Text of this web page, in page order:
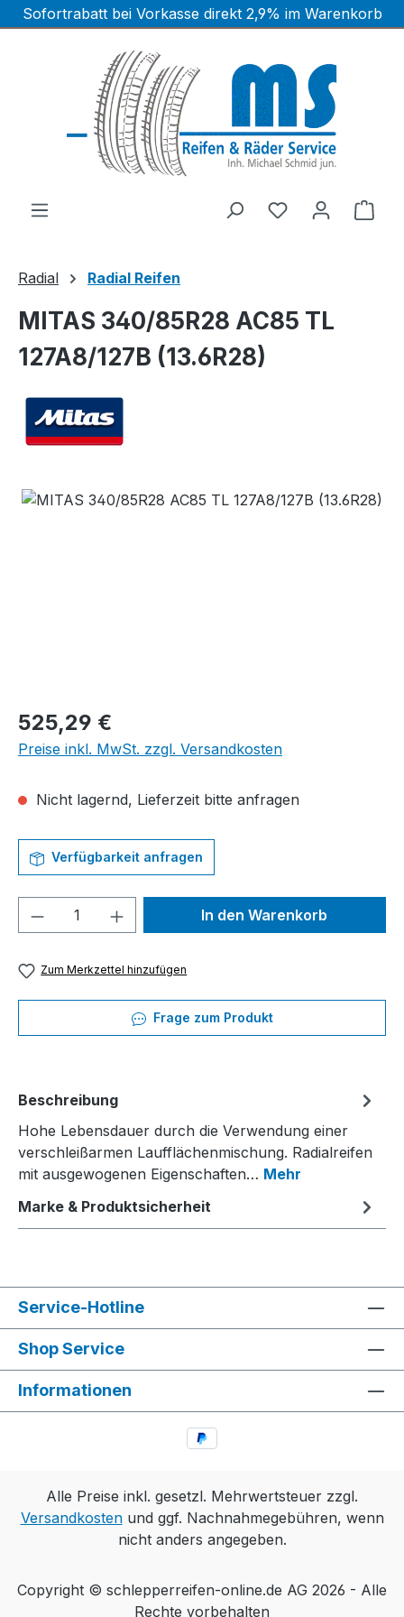
Zum Hauptinhalt springen
Sofortrabatt bei Vorkasse direkt 2,9% im Warenkorb
Radial Radial Reifen
MITAS 340/85R28 AC85 TL
127A8/127B (13.6R28)
Bildergalerie überspringen
Regulärer Preis:
525,29 €
Preise inkl. MwSt. zzgl. Versandkosten
Nicht lagernd, Lieferzeit bitte anfragen
Verfügbarkeit anfragen
Produkt Anzahl: Gib denIn den Warenkorb
Zum Merkzettel hinzufügen
Frage zum Produkt
Beschreibung
Hohe Lebensdauer durch die Verwendung einer
verschleißarmen Laufflächenmischung. Radialreifen
mit ausgewogenen Eigenschaften… Mehr
Marke & Produktsicherheit
Service-Hotline
Shop Service
Informationen
Alle Preise inkl. gesetzl. Mehrwertsteuer zzgl.
Versandkostenund ggf. Nachnahmegebühren, wenn
nicht anders angegeben.
Copyright © schlepperreifen-online.de AG 2026 - Alle
Rechte vorbehalten